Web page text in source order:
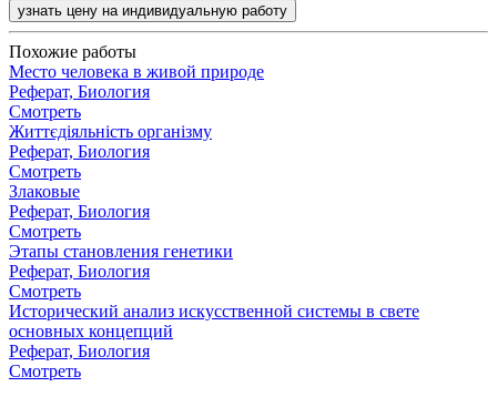
узнать цену на индивидуальную работу
Похожие работы
Место человека в живой природе
Реферат, Биология
Смотреть
Життєдіяльність організму
Реферат, Биология
Смотреть
Злаковые
Реферат, Биология
Смотреть
Этапы становления генетики
Реферат, Биология
Смотреть
Исторический анализ искусственной системы в свете
основных концепций
Реферат, Биология
Смотреть